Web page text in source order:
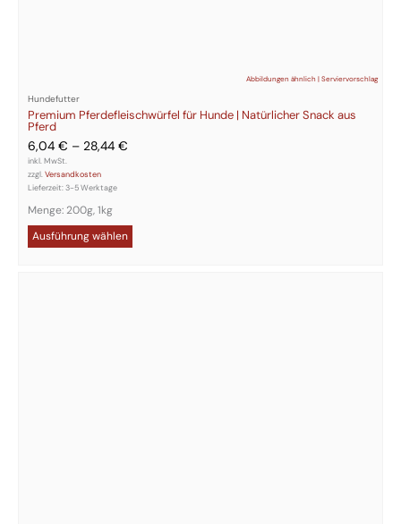
Abbildungen ähnlich | Serviervorschlag
Hundefutter
Premium Pferdefleischwürfel für Hunde | Natürlicher Snack aus
Pferd
6,04 € – 28,44 €
inkl. MwSt.
zzgl.Versandkosten
Lieferzeit:3-5 Werktage
Menge: 200g, 1kg
Ausführung wählen